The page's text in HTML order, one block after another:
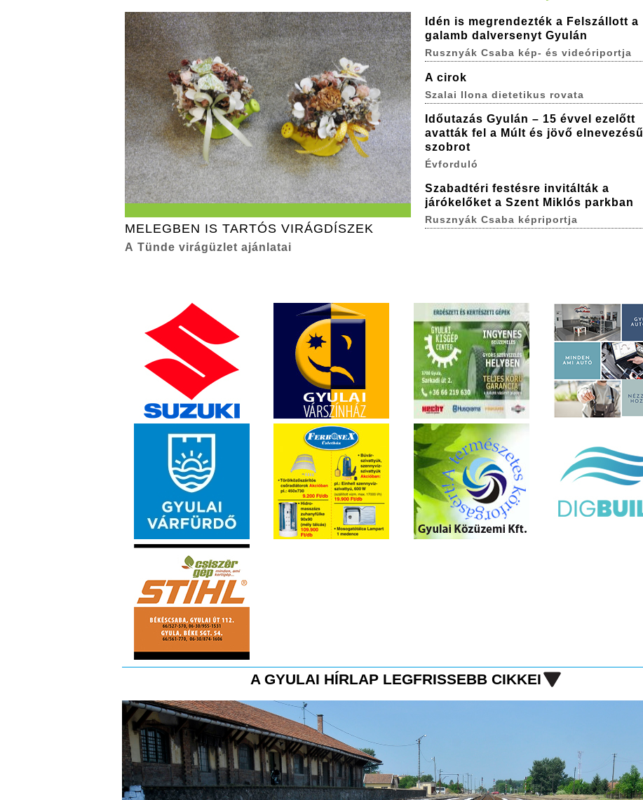
MELEGBEN IS TARTÓS VIRÁGDÍSZEK
A Tünde virágüzlet ajánlatai
Idén is megrendezték a Felszállott a
galamb dalversenyt Gyulán
Rusznyák Csaba kép- és videóriportja
A cirok
Szalai Ilona dietetikus rovata
Időutazás Gyulán – 15 évvel ezelőtt
avatták fel a Múlt és jövő elnevezésű
szobrot
Évforduló
Szabadtéri festésre invitálták a
járókelőket a Szent Miklós parkban
Rusznyák Csaba képriportja
A GYULAI HÍRLAP LEGFRISSEBB CIKKEI